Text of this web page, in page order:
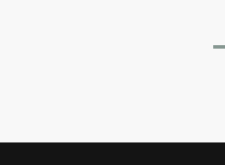
大家搶先一探這座屬